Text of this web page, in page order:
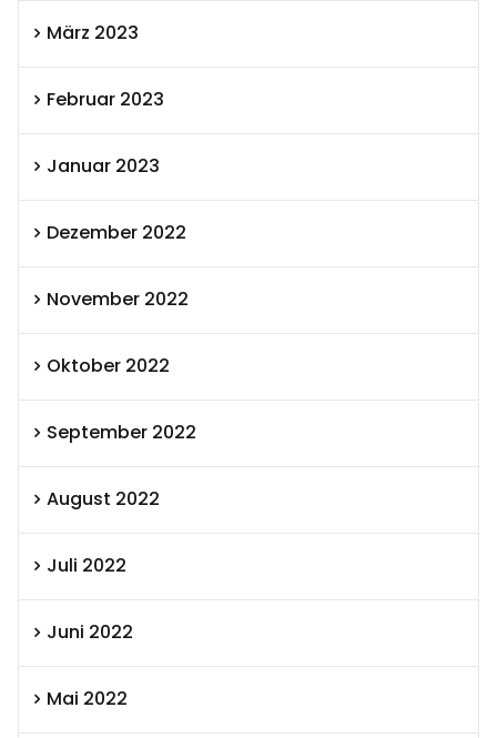
März 2023
Februar 2023
Januar 2023
Dezember 2022
November 2022
Oktober 2022
September 2022
August 2022
Juli 2022
Juni 2022
Mai 2022